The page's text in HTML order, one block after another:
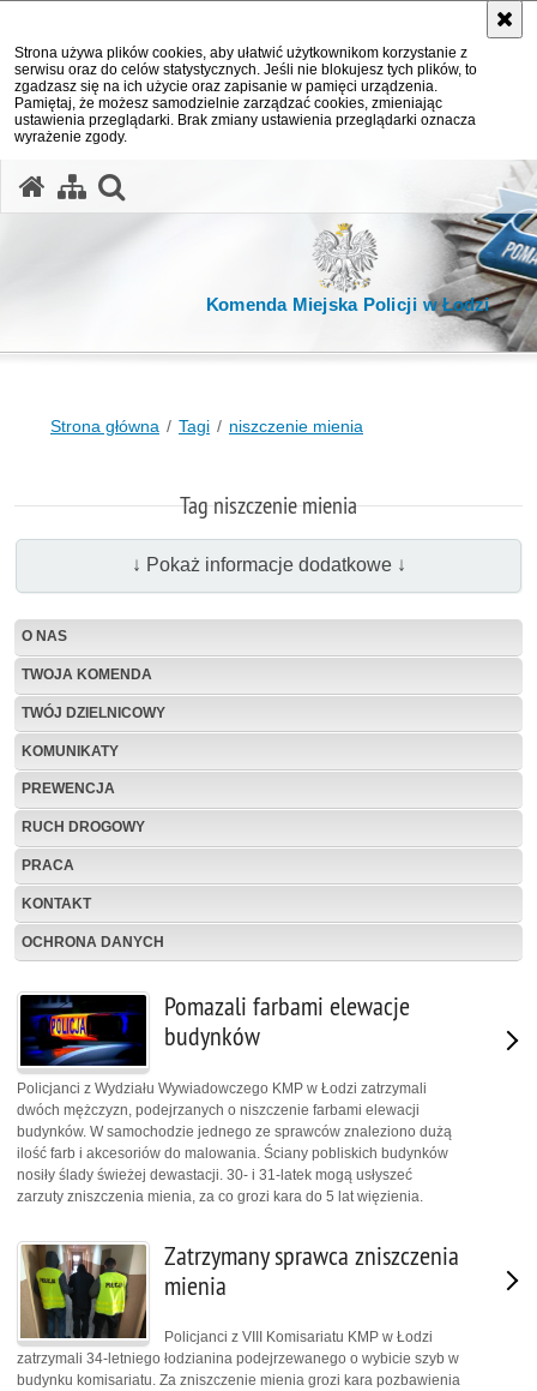
Strona używa plików cookies, aby ułatwić użytkownikom korzystanie z
serwisu oraz do celów statystycznych. Jeśli nie blokujesz tych plików, to
zgadzasz się na ich użycie oraz zapisanie w pamięci urządzenia.
Pamiętaj, że możesz samodzielnie zarządzać cookies, zmieniając
ustawienia przeglądarki. Brak zmiany ustawienia przeglądarki oznacza
wyrażenie zgody.
Komenda Miejska Policji w Łodzi
Strona główna Tagi niszczenie mienia
Tag niszczenie mienia
↓ Pokaż informacje dodatkowe ↓
O NAS
TWOJA KOMENDA
TWÓJ DZIELNICOWY
KOMUNIKATY
PREWENCJA
RUCH DROGOWY
PRACA
KONTAKT
OCHRONA DANYCH
Pomazali farbami elewacje
budynków
Policjanci z Wydziału Wywiadowczego KMP w Łodzi zatrzymali
dwóch mężczyzn, podejrzanych o niszczenie farbami elewacji
budynków. W samochodzie jednego ze sprawców znaleziono dużą
ilość farb i akcesoriów do malowania. Ściany pobliskich budynków
nosiły ślady świeżej dewastacji. 30- i 31-latek mogą usłyszeć
zarzuty zniszczenia mienia, za co grozi kara do 5 lat więzienia.
Zatrzymany sprawca zniszczenia
mienia
Policjanci z VIII Komisariatu KMP w Łodzi
zatrzymali 34-letniego łodzianina podejrzewanego o wybicie szyb w
budynku komisariatu. Za zniszczenie mienia grozi kara pozbawienia